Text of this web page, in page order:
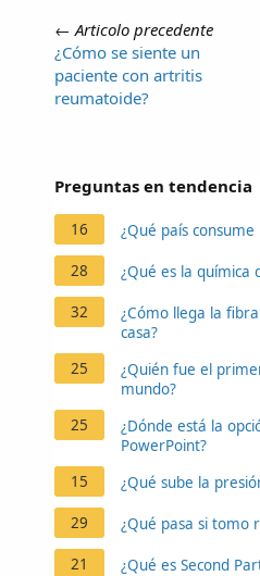
← Articolo precedente
¿Cómo se siente un
paciente con artritis
reumatoide?
Preguntas en tendencia
16 ¿Qué país
28 ¿Qué es la química
32
¿Cómo llega la
casa?
25
¿Quién fue el
mundo?
25
¿Dónde está la
PowerPoint?
15
¿Qué sube la
29 ¿Qué pasa si tomo
21 ¿Qué es Second